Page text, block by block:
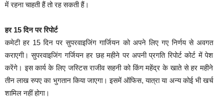
में रहना चाहती हैं तो रह सकती हैं।
हर 15 दिन पर रिपोर्ट
कमेटी हर 15 दिन पर सुपरवाइजिंग गार्जियन को अपने लिए गए निर्णय से अवगत
कराएगी। सुपरवाइजिंग गर्जियन हर छह महीने पर अपनी प्रगति रिपोर्ट कोर्ट में पेश
करेंगे। इस कार्य के लिए जस्टिस राजीव सहनी को किंग महेंद्र के खाते से हर महीने
तीन लाख रुपए का भुगतान किया जाएगा। इसमें ऑफिस, यात्रा या अन्य कोई भी खर्च
शामिल नहीं होगा।